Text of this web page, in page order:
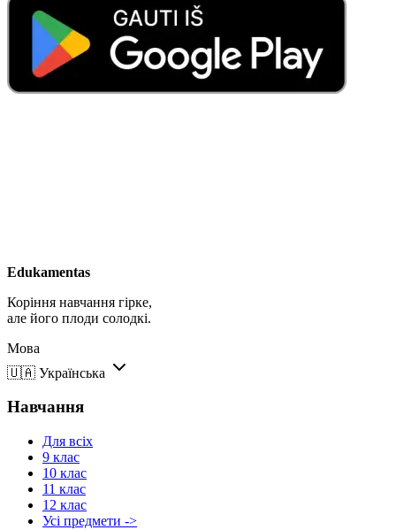
Edukamentas
Коріння навчання гірке,
але його плоди солодкі.
Мова
🇺🇦 Українська
Навчання
Для всіх
9 клас
10 клас
11 клас
12 клас
Усі предмети ->